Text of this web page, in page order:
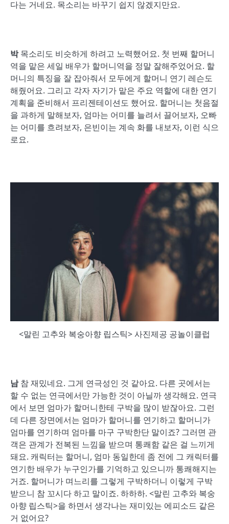
다는 거네요. 목소리는 바꾸기 쉽지 않겠지만요.
박목소리도 비슷하게 하려고 노력했어요. 첫 번째 할머니
역을 맡은 세일 배우가 할머니역을 정말 잘해주었어요. 할
머니의 특징을 잘 잡아줘서 모두에게 할머니 연기 레슨도
해줬어요. 그리고 각자 자기가 맡은 주요 역할에 대한 연기
계획을 준비해서 프리젠테이션도 했어요. 할머니는 첫음절
을 과하게 말해보자, 엄마는 어미를 늘려서 끌어보자, 오빠
는 어미를 흐려보자, 은빈이는 계속 화를 내보자, 이런 식으
로요.
<말린 고추와 복숭아향 립스틱> 사진제공 공놀이클럽
남참 재밌네요. 그게 연극성인 것 같아요. 다른 곳에서는
할 수 없는 연극에서만 가능한 것이 아닐까 생각해요. 연극
에서 보면 엄마가 할머니한테 구박을 많이 받잖아요. 그런
데 다른 장면에서는 엄마가 할머니를 연기하고 할머니가
엄마를 연기하며 엄마를 마구 구박한단 말이죠? 그러면 관
객은 관계가 전복된 느낌을 받으며 통쾌함 같은 걸 느끼게
돼요. 캐릭터는 할머니, 엄마 동일한데 좀 전에 그 캐릭터를
연기한 배우가 누구인가를 기억하고 있으니까 통쾌해지는
거죠. 할머니가 며느리를 그렇게 구박하더니 이렇게 구박
받으니 참 꼬시다 하고 말이죠. 하하하. <말린 고추와 복숭
아향 립스틱>을 하면서 생각나는 재미있는 에피소드 같은
거 없어요?